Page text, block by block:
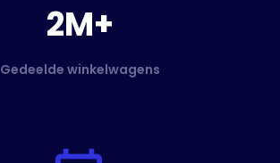
2M+
Gedeelde winkelwagens